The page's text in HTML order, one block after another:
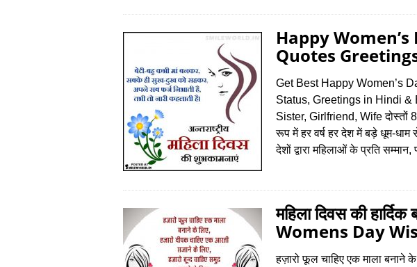
Happy Women’s
Quotes
Get Best Happy Women’s
Status, Greetings in Hindi &
Sister, Girlfriend, Wife दोस्‍तों 8
रूप में हर वर्ष हर देश में बड़े धूम-धाम
देशों द्वारा महिलाओं के प्रति
महिला दिवस की
Womens Day
हज़ारो फूल चाहिए एक माला बनाने